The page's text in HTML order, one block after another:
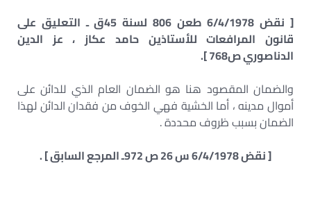
[ نقض 6/4/1978 طعن 806 لسنة 45ق ـ التعليق على
قانون المرافعات للأستاذين حامد عكاز ، عز الدين
الدناصوري ص768 ].
والضمان المقصود هنا هو الضمان العام الذي للدائن على
أموال مدينه ، أما الخشية فهي الخوف من فقدان الدائن لهذا
الضمان بسبب ظروف محددة .
[ نقض 6/4/1978 س 26 ص 972ـ المرجع السابق ] .